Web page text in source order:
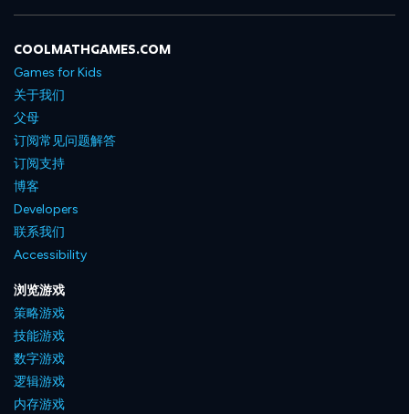
COOLMATHGAMES.COM
Games for Kids
关于我们
父母
订阅常见问题解答
订阅支持
博客
Developers
联系我们
Accessibility
浏览游戏
策略游戏
技能游戏
数字游戏
逻辑游戏
内存游戏